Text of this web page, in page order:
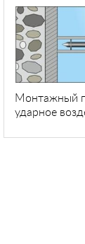
Монтажный
ударное